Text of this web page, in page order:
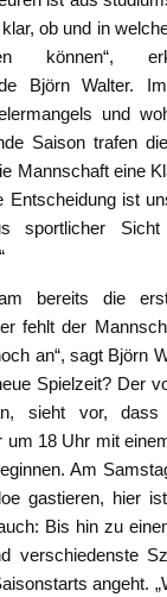
ob und in
können“,
Björn Walter.
und
Saison trafen
Mannschaft eine
Entscheidung ist
sportlicher
bereits die
fehlt der
an“, sagt Björn
Spielzeit? Der
sieht vor,
um 18 Uhr mit
Am
gastieren, hier
Bis hin zu
verschiedenste
angeht.